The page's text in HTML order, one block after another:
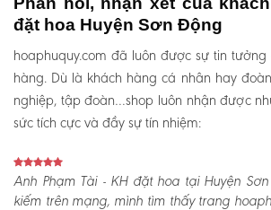
đặt hoa Huyện Sơn Động
hoaphuquy.com đã luôn được sự tin
hàng. Dù là khách hàng cá nhân hay
nghiệp, tập đoàn…shop luôn nhận được
sức tích cực và đầy sự tín nhiệm:
Anh Phạm Tài - KH đặt hoa tại Huyện
kiếm trên mạng, mình tìm thấy trang